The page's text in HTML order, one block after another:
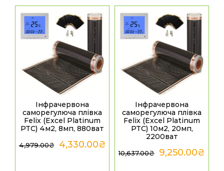
Інфрачервона
саморегулюча плівка
Felix (Excel Platinum
PTC) 4м2, 8мп, 880ват
4,979.00₴ 4,330.00₴
Інфрачервона
саморегулюча плівка
Felix (Excel Platinum
PTC) 10м2, 20мп,
2200ват
10,637.00₴ 9,250.00₴